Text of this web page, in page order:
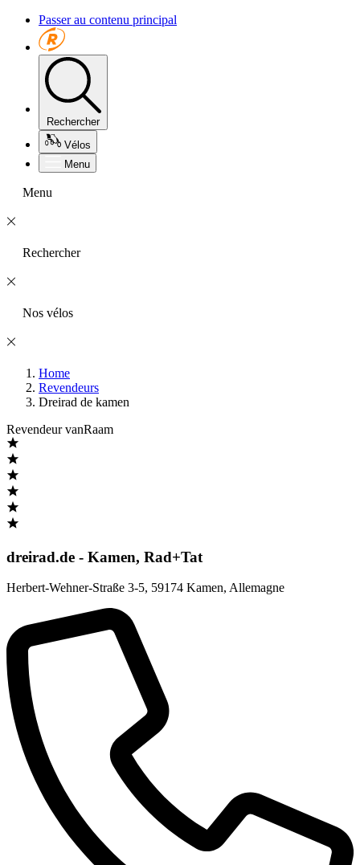
Passer au contenu principal
Rechercher
Vélos
Menu
Menu
Rechercher
Nos vélos
Home
Revendeurs
Dreirad de kamen
Revendeur vanRaam
dreirad.de - Kamen, Rad+Tat
Herbert-Wehner-Straße 3-5, 59174 Kamen, Allemagne